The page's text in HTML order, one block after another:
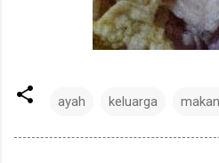
ayah keluarga